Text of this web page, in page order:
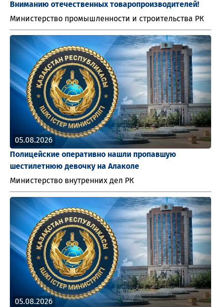
Вниманию отечественных товаропроизводителей!
Министерство промышленности и строительства РК
05.08.2026
Полицейские оперативно нашли пропавшую
шестилетнюю девочку на Алаколе
Министерство внутренних дел РК
05.08.2026